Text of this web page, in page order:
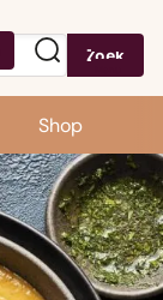
Zoek
Shop